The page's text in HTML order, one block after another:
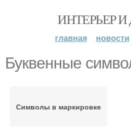
ИНТЕРЬЕР И
главная новости
Буквенные
Символы в маркировке